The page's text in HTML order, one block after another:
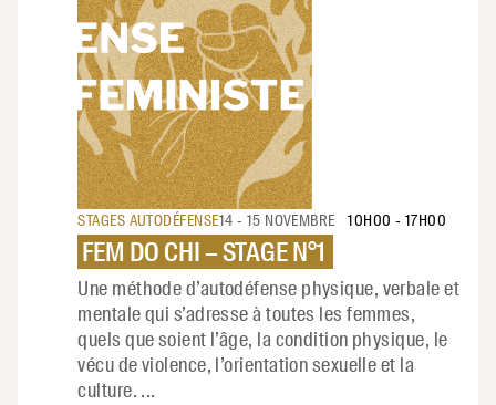
STAGES AUTODÉFENSE14 - 15 NOVEMBRE 10H00 - 17H00
FEM DO CHI – STAGE N°1
Une méthode d’autodéfense physique, verbale et
mentale qui s’adresse à toutes les femmes,
quels que soient l’âge, la condition physique, le
vécu de violence, l’orientation sexuelle et la
culture. ...